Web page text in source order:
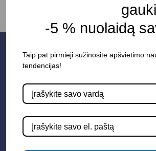
-5 % nuolaidą
Taip pat pirmieji sužinosite apšvietimo
tendencijas!